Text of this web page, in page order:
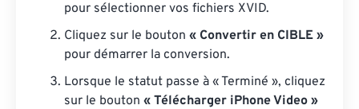
pour sélectionner vos fichiers XVID.
Cliquez sur le bouton « Convertir en CIBLE »
pour démarrer la conversion.
Lorsque le statut passe à « Terminé », cliquez
sur le bouton « Télécharger iPhone Video »